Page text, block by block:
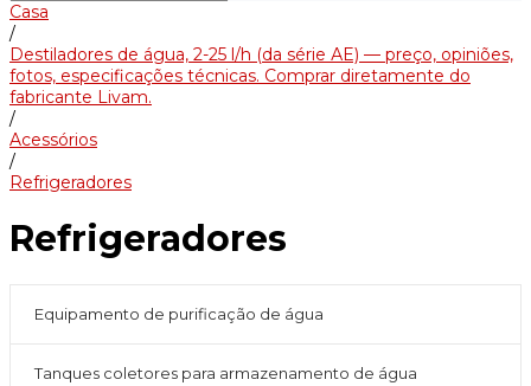
Casa
/
Destiladores de água, 2-25 l/h (da série АE) — preço, opiniões,
fotos, especificações técnicas. Comprar diretamente do
fabricante Livam.
/
Acessórios
/
Refrigeradores
Refrigeradores
Equipamento de purificação de água
Tanques coletores para armazenamento de água